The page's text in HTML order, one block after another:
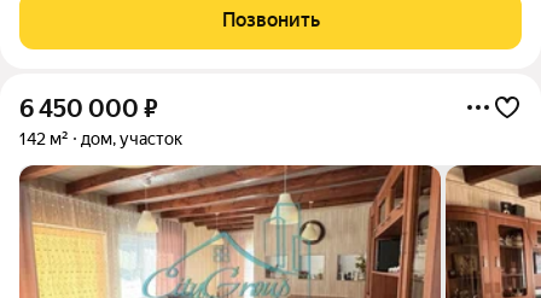
землёй и насаждениями: малина, смородина, виноград и
Позвонить
6 450 000 ₽
142 м² дом, участок